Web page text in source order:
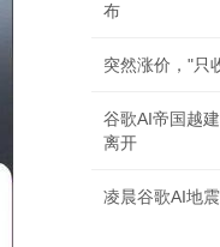
布
突然涨价，"只
谷歌AI帝国越
离开
凌晨谷歌AI地